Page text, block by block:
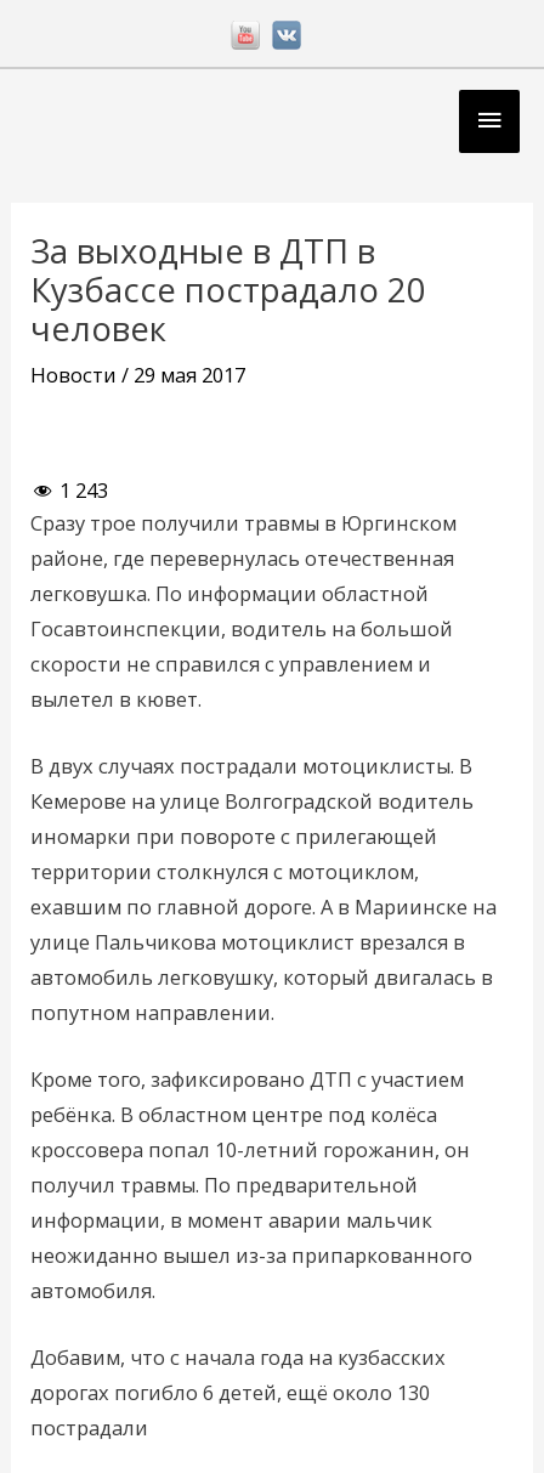
За выходные в ДТП в
Кузбассе пострадало 20
человек
Новости / 29 мая 2017
1 243
Сразу трое получили травмы в Юргинском
районе, где перевернулась отечественная
легковушка. По информации областной
Госавтоинспекции, водитель на большой
скорости не справился с управлением и
вылетел в кювет.
В двух случаях пострадали мотоциклисты. В
Кемерове на улице Волгоградской водитель
иномарки при повороте с прилегающей
территории столкнулся с мотоциклом,
ехавшим по главной дороге. А в Мариинске на
улице Пальчикова мотоциклист врезался в
автомобиль легковушку, который двигалась в
попутном направлении.
Кроме того, зафиксировано ДТП с участием
ребёнка. В областном центре под колёса
кроссовера попал 10-летний горожанин, он
получил травмы. По предварительной
информации, в момент аварии мальчик
неожиданно вышел из-за припаркованного
автомобиля.
Добавим, что с начала года на кузбасских
дорогах погибло 6 детей, ещё около 130
пострадали
записям